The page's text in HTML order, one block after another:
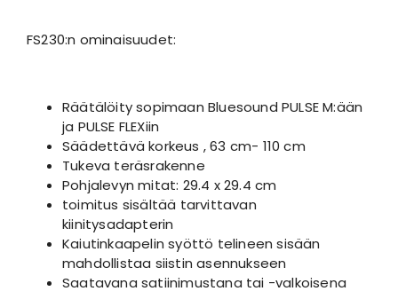
FS230:n ominaisuudet:
Räätälöity sopimaan Bluesound PULSE M:ään
ja PULSE FLEXiin
Säädettävä korkeus , 63 cm- 110 cm
Tukeva teräsrakenne
Pohjalevyn mitat: 29.4 x 29.4 cm
toimitus sisältää tarvittavan
kiinitysadapterin
Kaiutinkaapelin syöttö telineen sisään
mahdollistaa siistin asennukseen
Saatavana satiinimustana tai -valkoisena